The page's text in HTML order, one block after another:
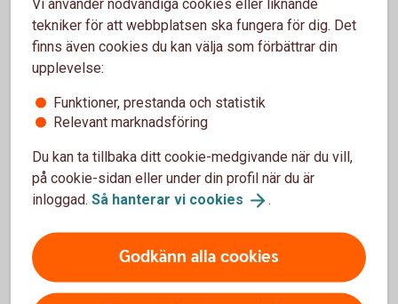
Ta hjälp av din omgivning, eller kontakta
Brottsofferjouren där du bor.
Brottsofferjouren.
Lär dig mer om hur du kan
skyddadigmotbedragarna.
Vi använder nödvändiga cookies eller liknande
tekniker för att webbplatsen ska fungera för dig. Det
finns även cookies du kan välja som förbättrar din
upplevelse:
Funktioner, prestanda och statistik
Relevant marknadsföring
Du kan ta tillbaka ditt cookie-medgivande när du vill,
på cookie-sidan eller under din profil när du är
inloggad. Så hanterar vi cookies .
Godkänn alla cookies